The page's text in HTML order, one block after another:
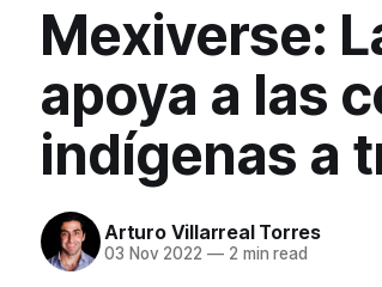
Mexiverse:
apoya a las
indígenas a
Arturo Villarreal Torres
03 Nov 2022 —2 min read